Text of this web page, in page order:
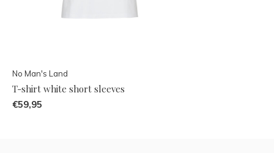
No Man's Land
T-shirt white short sleeves
€59,95